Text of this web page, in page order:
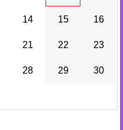
14 15 16
21 22 23
28 29 30